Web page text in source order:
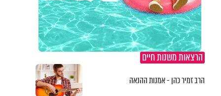
הרצאות משנות חיים
הרב זמיר כהן - אמנות ההנאה